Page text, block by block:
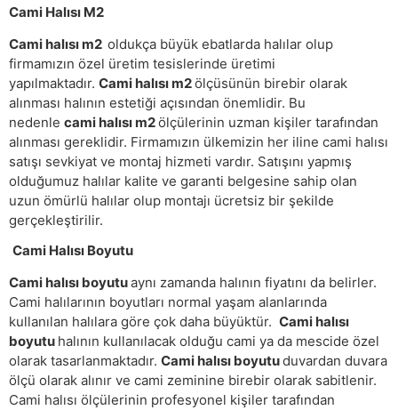
Cami Halısı M2
Cami halısı m2 oldukça büyük ebatlarda halılar olup
firmamızın özel üretim tesislerinde üretimi
yapılmaktadır. Cami halısı m2ölçüsünün birebir olarak
alınması halının estetiği açısından önemlidir. Bu
nedenle cami halısı m2ölçülerinin uzman kişiler tarafından
alınması gereklidir. Firmamızın ülkemizin her iline cami halısı
satışı sevkiyat ve montaj hizmeti vardır. Satışını yapmış
olduğumuz halılar kalite ve garanti belgesine sahip olan
uzun ömürlü halılar olup montajı ücretsiz bir şekilde
gerçekleştirilir.
Cami Halısı Boyutu
Cami halısı boyutuaynı zamanda halının fiyatını da belirler.
Cami halılarının boyutları normal yaşam alanlarında
kullanılan halılara göre çok daha büyüktür. Cami halısı
boyutu halının kullanılacak olduğu cami ya da mescide özel
olarak tasarlanmaktadır. Cami halısı boyutuduvardan duvara
ölçü olarak alınır ve cami zeminine birebir olarak sabitlenir.
Cami halısı ölçülerinin profesyonel kişiler tarafından